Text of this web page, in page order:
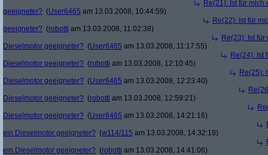
Re(21): Ist für
geeigneter? (User6465 am 13.03.2008, 10:44:59)
Re(22): Ist für
geeigneter? (robotti am 13.03.2008, 11:02:38)
Re(23): Ist
Dieselmotor geeigneter? (User6465 am 13.03.2008, 11:17:55)
Re(24): Ist
Dieselmotor geeigneter? (robotti am 13.03.2008, 12:10:45)
Re(25):
Dieselmotor geeigneter? (User6465 am 13.03.2008, 12:23:40)
Dieselmotor geeigneter? (robotti am 13.03.2008, 12:59:21)
Dieselmotor geeigneter? (User6465 am 13.03.2008, 14:21:16)
ein Dieselmotor geeigneter? (w114/115 am 13.03.2008, 14:32:18)
ein Dieselmotor geeigneter? (robotti am 13.03.2008, 14:41:06)